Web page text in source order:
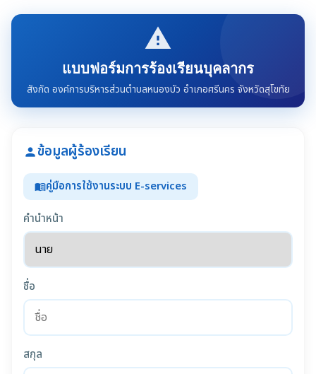
report_problem
แบบฟอร์มการร้องเรียนบุคลากร
สังกัด องค์การบริหารส่วนตำบลหนองบัว อำเภอศรีนคร จังหวัดสุโขทัย
personข้อมูลผู้ร้องเรียน
menu_bookคู่มือการใช้งานระบบ E-services
คำนำหน้า
ชื่อ
สกุล